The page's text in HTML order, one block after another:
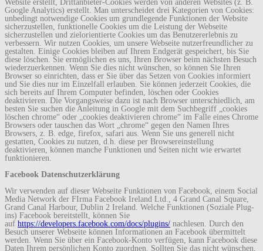
Website erstellt, Drittanbieter-Cookies werden von anderen Websites (z. B.
Google Analytics) erstellt. Man unterscheidet drei Kategorien von Cookies:
unbedingt notwendige Cookies um grundlegende Funktionen der Website
sicherzustellen, funktionelle Cookies um die Leistung der Webseite
sicherzustellen und zielorientierte Cookies um das Benutzererlebnis zu
verbessern. Wir nutzen Cookies, um unsere Webseite nutzerfreundlicher zu
gestalten. Einige Cookies bleiben auf Ihrem Endgerät gespeichert, bis Sie
diese löschen. Sie ermöglichen es uns, Ihren Browser beim nächsten Besuch
wiederzuerkennen. Wenn Sie dies nicht wünschen, so können Sie Ihren
Browser so einrichten, dass er Sie über das Setzen von Cookies informiert
und Sie dies nur im Einzelfall erlauben. Sie können jederzeit Cookies, die
sich bereits auf Ihrem Computer befinden, löschen oder Cookies
deaktivieren. Die Vorgangsweise dazu ist nach Browser unterschiedlich, am
besten Sie suchen die Anleitung in Google mit dem Suchbegriff „cookies
löschen chrome“ oder „cookies deaktivieren chrome“ im Falle eines Chrome
Browsers oder tauschen das Wort „chrome“ gegen den Namen Ihres
Browsers, z. B. edge, firefox, safari aus. Wenn Sie uns generell nicht
gestatten, Cookies zu nutzen, d.h. diese per Browsereinstellung
deaktivieren, können manche Funktionen und Seiten nicht wie erwartet
funktionieren.
Facebook Datenschutzerklärung
Wir verwenden auf dieser Webseite Funktionen von Facebook, einem Social
Media Network der FIrma Facebook Ireland Ltd., 4 Grand Canal Square,
Grand Canal Harbour, Dublin 2 Ireland. Welche Funktionen (Soziale Plug-
ins) Facebook bereitstellt, können Sie
auf https://developers.facebook.com/docs/plugins/ nachlesen. Durch den
Besuch unserer Webseite können Informationen an Facebook übermittelt
werden. Wenn Sie über ein Facebook-Konto verfügen, kann Facebook diese
Daten Ihrem persönlichen Konto zuordnen. Sollten Sie das nicht wünschen,